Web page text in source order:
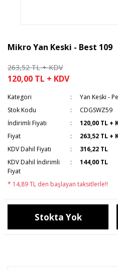
Mikro Yan Keski - Best 109
263,52 TL + KDV
120,00 TL + KDV
Kategori
Yan Keski -
Stok Kodu
CDGSWZ59
İndirimli Fiyatı
120,00 TL +
Fiyat
263,52 TL +
KDV Dahil Fiyatı
316,22 TL
KDV Dahil İndirimli
Fiyat
144,00 TL
* 14,89 TL den başlayan taksitlerle!!
Stokta Yok